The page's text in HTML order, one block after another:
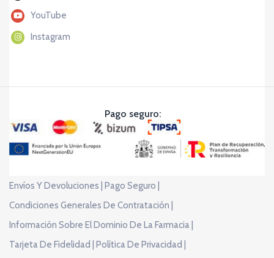
YouTube
Instagram
Pago seguro:
Envíos Y Devoluciones |
Pago Seguro |
Condiciones Generales De Contratación |
Información Sobre El Dominio De La Farmacia |
Tarjeta De Fidelidad |
Política De Privacidad |